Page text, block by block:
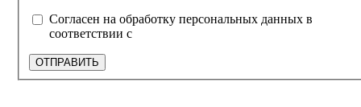
Согласен на обработку персональных данных в
соответствии с
ОТПРАВИТЬ